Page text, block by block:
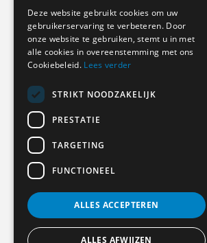
ENGLISH
Deze website gebruikt cookies om uw
gebruikerservaring te verbeteren. Door
onze website te gebruiken, stemt u in met
alle cookies in overeenstemming met ons
Cookiebeleid. Lees verder
STRIKT NOODZAKELIJK
PRESTATIE
TARGETING
FUNCTIONEEL
ALLES ACCEPTEREN
ALLES AFWIJZEN